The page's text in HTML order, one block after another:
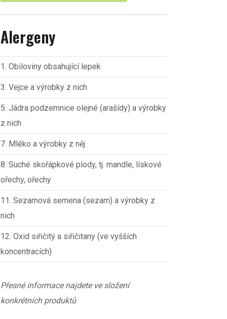
Alergeny
1. Obiloviny obsahující lepek
3. Vejce a výrobky z nich
5. Jádra podzemnice olejné (arašídy) a výrobky
z nich
7. Mléko a výrobky z něj
8. Suché skořápkové plody, tj. mandle, lískové
ořechy, ořechy
11. Sezamová semena (sezam) a výrobky z
nich
12. Oxid siřičitý a siřičitany (ve vyšších
koncentracích)
Přesné informace najdete ve složení
konkrétních produktů